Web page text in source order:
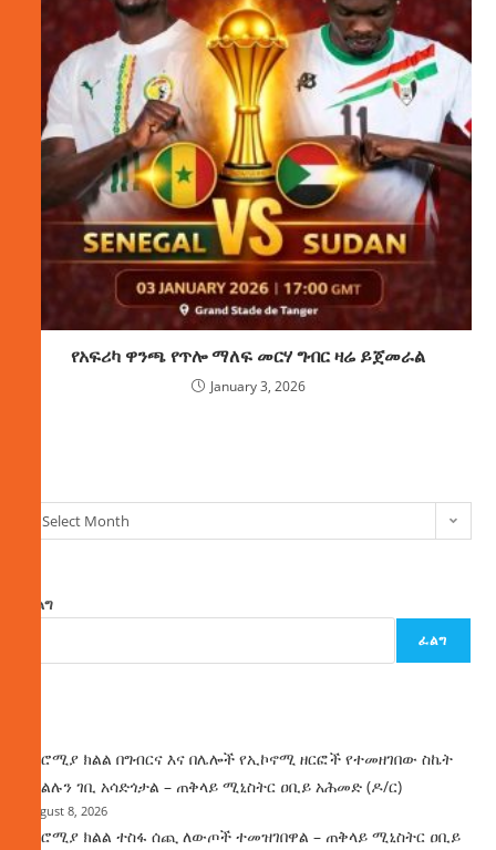
የአፍሪካ ዋንጫ የጥሎ ማለፍ መርሃ ግብር ዛሬ ይጀመራል
January 3, 2026
Select Month
ፈልግ
ፈልግ
በኦሮሚያ ክልል በግብርና እና በሌሎች የኢኮኖሚ ዘርፎች የተመዘገበው ስኬት
የክልሉን ገቢ አሳድጎታል – ጠቅላይ ሚኒስትር ዐቢይ አሕመድ (ዶ/ር)
August 8, 2026
በኦሮሚያ ክልል ተስፋ ሰጪ ለውጦች ተመዝገበዋል – ጠቅላይ ሚኒስትር ዐቢይ